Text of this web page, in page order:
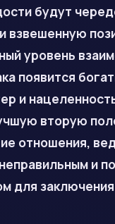
будут
взвешенную
уровень
появится
и
вторую
отношения,
и
для